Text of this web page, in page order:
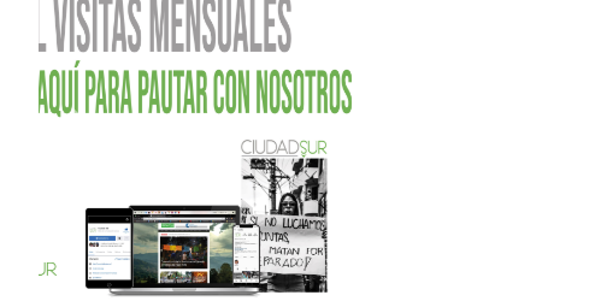
Cultura
Débora Arango, una de las
mujeres homenajeadas en
y Antiguos: así será el
recorrido
Cultura
Agéndese y viva la
tradición paisa: así podrá